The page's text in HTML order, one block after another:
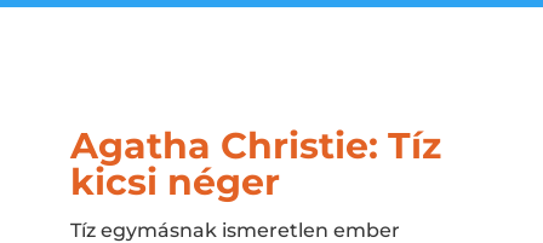
Agatha Christie: Tíz
kicsi néger
Tíz egymásnak ismeretlen ember